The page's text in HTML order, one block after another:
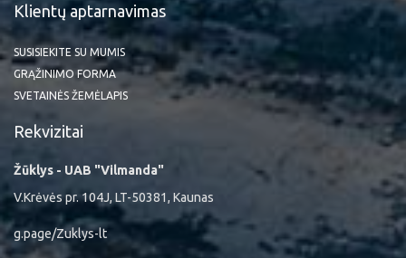
Klientų aptarnavimas
SUSISIEKITE SU MUMIS
GRĄŽINIMO FORMA
SVETAINĖS ŽEMĖLAPIS
Rekvizitai
Žūklys - UAB "Vilmanda"
V.Krėvės pr. 104J, LT-50381, Kaunas
g.page/Zuklys-lt